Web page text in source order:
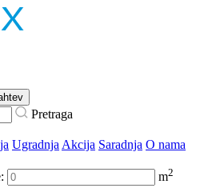
Pretraga
Ugradnja Akcija Saradnja O nama
m2